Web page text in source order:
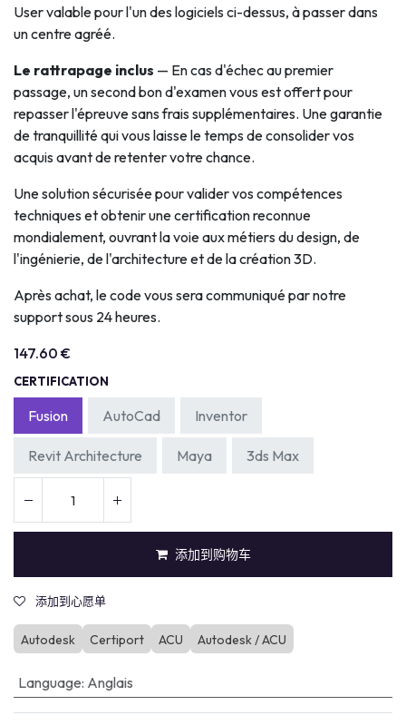
User valable pour l'un des logiciels ci-dessus, à passer dans
un centre agréé.
Le rattrapage inclus — En cas d'échec au premier
passage, un second bon d'examen vous est offert pour
repasser l'épreuve sans frais supplémentaires. Une garantie
de tranquillité qui vous laisse le temps de consolider vos
acquis avant de retenter votre chance.
Une solution sécurisée pour valider vos compétences
techniques et obtenir une certification reconnue
mondialement, ouvrant la voie aux métiers du design, de
l'ingénierie, de l'architecture et de la création 3D.
Après achat, le code vous sera communiqué par notre
support sous 24 heures.
147.60 €
CERTIFICATION
Fusion AutoCad Inventor
Revit Architecture Maya 3ds Max
添加到购物车
添加到心愿单
Autodesk Certiport ACU Autodesk / ACU
Language: Anglais